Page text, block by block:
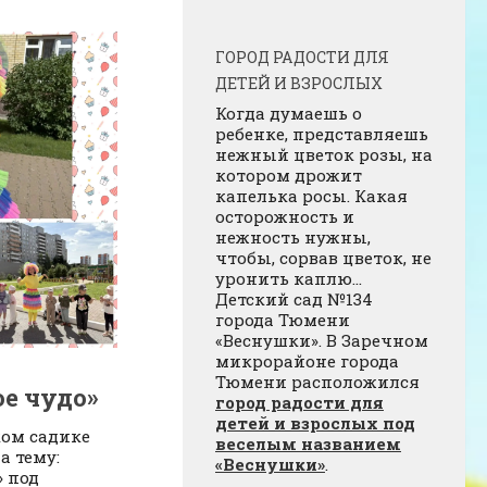
чудо»
садике
тему:
под
ГОРОД РАДОСТИ ДЛЯ
ДЕТЕЙ И ВЗРОСЛЫХ
Когда думаешь о
ребенке, представляешь
нежный цветок розы, на
котором дрожит
капелька росы. Какая
осторожность и
нежность нужны,
чтобы, сорвав цветок, не
уронить каплю…
Детский сад №134
города Тюмени
«Веснушки». В Заречном
микрорайоне города
Тюмени расположился
город радости для
детей и взрослых под
веселым названием
«Веснушки».